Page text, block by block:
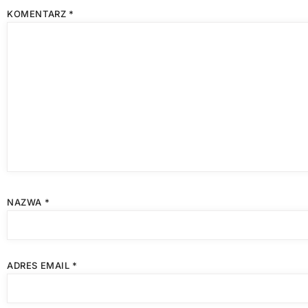
KOMENTARZ *
NAZWA *
ADRES EMAIL *